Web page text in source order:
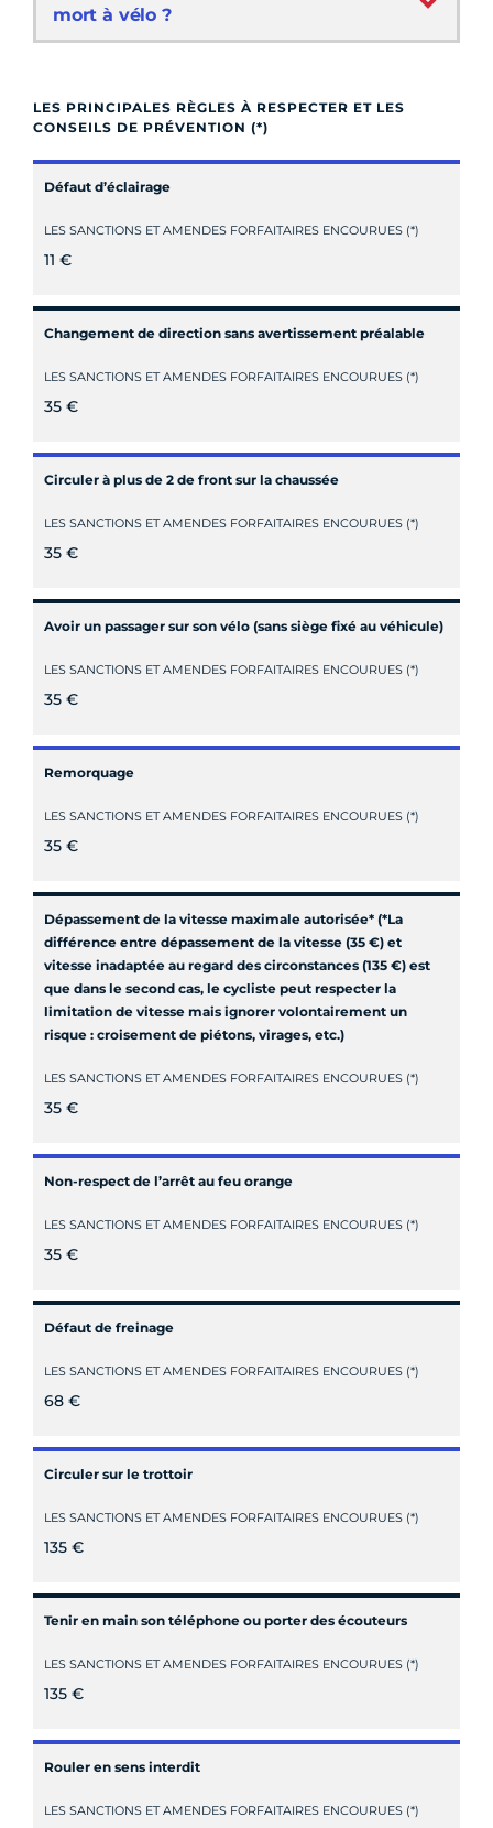
mort à vélo ?
LES PRINCIPALES RÈGLES À RESPECTER ET LES
CONSEILS DE PRÉVENTION (*)
Défaut d’éclairage
LES SANCTIONS ET AMENDES FORFAITAIRES ENCOURUES (*)
11 €
Changement de direction sans avertissement préalable
LES SANCTIONS ET AMENDES FORFAITAIRES ENCOURUES (*)
35 €
Circuler à plus de 2 de front sur la chaussée
LES SANCTIONS ET AMENDES FORFAITAIRES ENCOURUES (*)
35 €
Avoir un passager sur son vélo (sans siège fixé au véhicule)
LES SANCTIONS ET AMENDES FORFAITAIRES ENCOURUES (*)
35 €
Remorquage
LES SANCTIONS ET AMENDES FORFAITAIRES ENCOURUES (*)
35 €
Dépassement de la vitesse maximale autorisée* (*La
différence entre dépassement de la vitesse (35 €) et
vitesse inadaptée au regard des circonstances (135 €) est
que dans le second cas, le cycliste peut respecter la
limitation de vitesse mais ignorer volontairement un
risque : croisement de piétons, virages, etc.)
LES SANCTIONS ET AMENDES FORFAITAIRES ENCOURUES (*)
35 €
Non-respect de l’arrêt au feu orange
LES SANCTIONS ET AMENDES FORFAITAIRES ENCOURUES (*)
35 €
Défaut de freinage
LES SANCTIONS ET AMENDES FORFAITAIRES ENCOURUES (*)
68 €
Circuler sur le trottoir
LES SANCTIONS ET AMENDES FORFAITAIRES ENCOURUES (*)
135 €
Tenir en main son téléphone ou porter des écouteurs
LES SANCTIONS ET AMENDES FORFAITAIRES ENCOURUES (*)
135 €
Rouler en sens interdit
LES SANCTIONS ET AMENDES FORFAITAIRES ENCOURUES (*)